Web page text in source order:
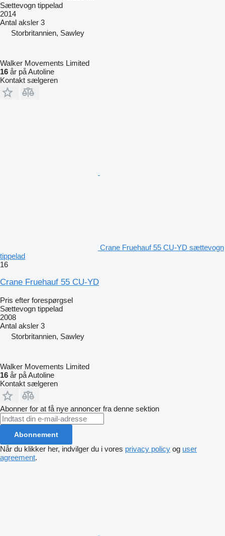
Sættevogn tippelad
2014
Antal aksler 3
Storbritannien, Sawley
Walker Movements Limited
16 år på Autoline
Kontakt sælgeren
Crane Fruehauf 55 CU-YD sættevogn
tippelad
16
Crane Fruehauf 55 CU-YD
Pris efter forespørgsel
Sættevogn tippelad
2008
Antal aksler 3
Storbritannien, Sawley
Walker Movements Limited
16 år på Autoline
Kontakt sælgeren
Abonner for at få nye annoncer fra denne sektion
Abonnement
Når du klikker her, indvilger du i vores privacy policy og user
agreement.